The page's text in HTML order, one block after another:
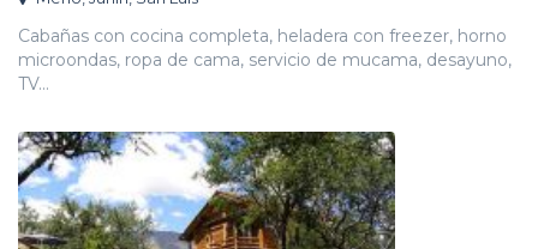
Cabañas con cocina completa, heladera con freezer, horno
microondas, ropa de cama, servicio de mucama, desayuno,
TV...